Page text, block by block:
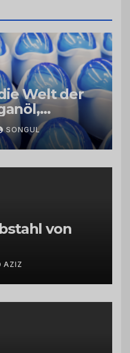
Welt der
und
von
Anbietern
SONGUL
von
AZIZ